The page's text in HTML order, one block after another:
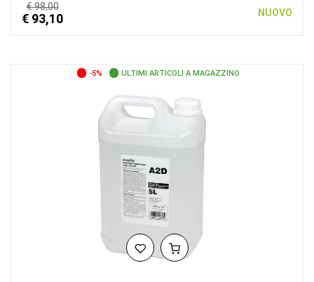
€ 98,00
€ 93,10 NUOVO
-5% ULTIMI ARTICOLI A MAGAZZINO